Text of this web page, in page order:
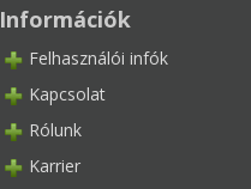
Információk
Felhasználói infók
Kapcsolat
Rólunk
Karrier